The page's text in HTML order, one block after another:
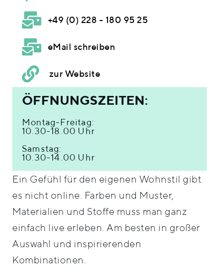
+49 (0) 228 - 180 95 25
eMail schreiben
zur Website
ÖFFNUNGSZEITEN:
Montag-Freitag:
10.30-18.00 Uhr
Samstag:
10.30-14.00 Uhr
Ein Gefühl für den eigenen Wohnstil gibt
es nicht online. Farben und Muster,
Materialien und Stoffe muss man ganz
einfach live erleben. Am besten in großer
Auswahl und inspirierenden
Kombinationen.